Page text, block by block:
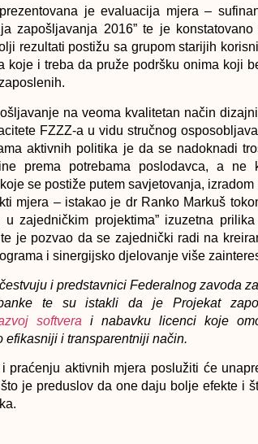
je evaluacija mjera –
zapošljavanja 2016” te je
rezultati postižu sa grupom starijih
koje i treba da pruže podršku onima koji
na veoma kvalitetan način
FZZZ-a u vidu stručnog
aktivnih politika je da se nadoknadi
prema potrebama poslodavca, a
se postiže putem savjetovanja,
mjera – istakao je dr Ranko Markuš
u zajedničkim projektima” izuzetna
je pozvao da se zajednički radi na
i sinergijsko djelovanje više
i predstavnici Federalnog zavoda
te su istakli da je Projekat
softvera i nabavku licenci koje
efikasniji i transparentniji način.
praćenju aktivnih mjera poslužiti će
je preduslov da one daju bolje efekte i